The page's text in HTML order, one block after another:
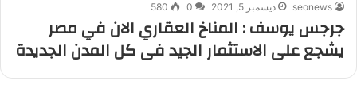
seonews ديسمبر 5, 2021 0
580
جرجس يوسف : المناخ العقاري الان في مصر
يشجع على الاستثمار الجيد فى كل المدن الجديدة